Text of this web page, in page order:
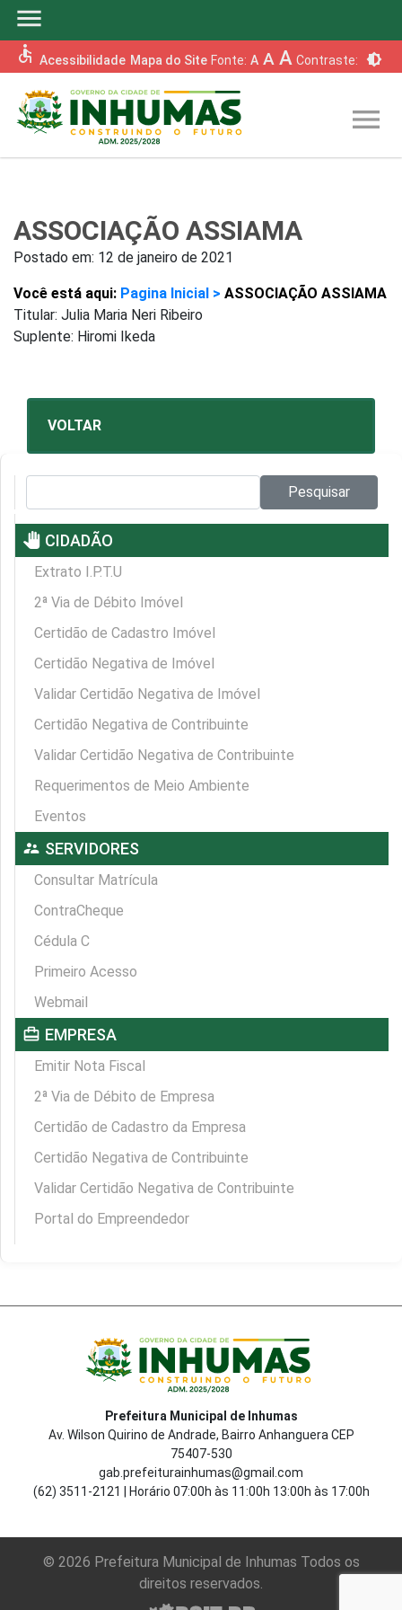
menu
accessible Acessibilidade Mapa do Site Fonte: A A A Contraste: brightness_6
menu
ASSOCIAÇÃO ASSIAMA
Postado em: 12 de janeiro de 2021
Você está aqui: Pagina Inicial > ASSOCIAÇÃO ASSIAMA
Titular: Julia Maria Neri Ribeiro
Suplente: Hiromi Ikeda
VOLTAR
Pesquisar
pan_tool CIDADÃO
Extrato I.P.T.U
2ª Via de Débito Imóvel
Certidão de Cadastro Imóvel
Certidão Negativa de Imóvel
Validar Certidão Negativa de Imóvel
Certidão Negativa de Contribuinte
Validar Certidão Negativa de Contribuinte
Requerimentos de Meio Ambiente
Eventos
supervisor_account SERVIDORES
Consultar Matrícula
ContraCheque
Cédula C
Primeiro Acesso
Webmail
card_travel EMPRESA
Emitir Nota Fiscal
2ª Via de Débito de Empresa
Certidão de Cadastro da Empresa
Certidão Negativa de Contribuinte
Validar Certidão Negativa de Contribuinte
Portal do Empreendedor
Prefeitura Municipal de Inhumas
Av. Wilson Quirino de Andrade, Bairro Anhanguera CEP
75407-530
gab.prefeiturainhumas@gmail.com
(62) 3511-2121 | Horário 07:00h às 11:00h 13:00h às 17:00h
© 2026 Prefeitura Municipal de Inhumas Todos os
direitos reservados.